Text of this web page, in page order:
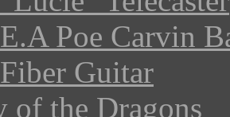
Poe Carvin
Guitar
of the Dragons